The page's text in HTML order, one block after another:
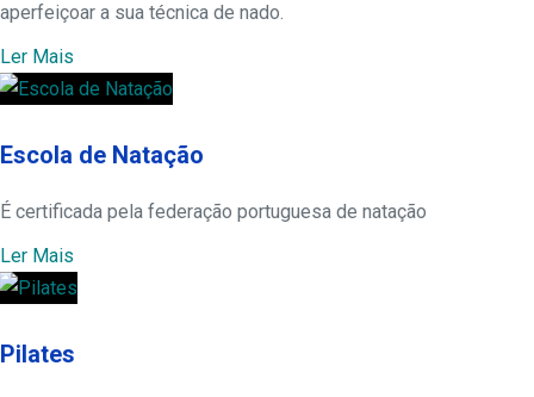
aperfeiçoar a sua técnica de nado.
Ler Mais
Escola de Natação
É certificada pela federação portuguesa de natação
Ler Mais
Pilates